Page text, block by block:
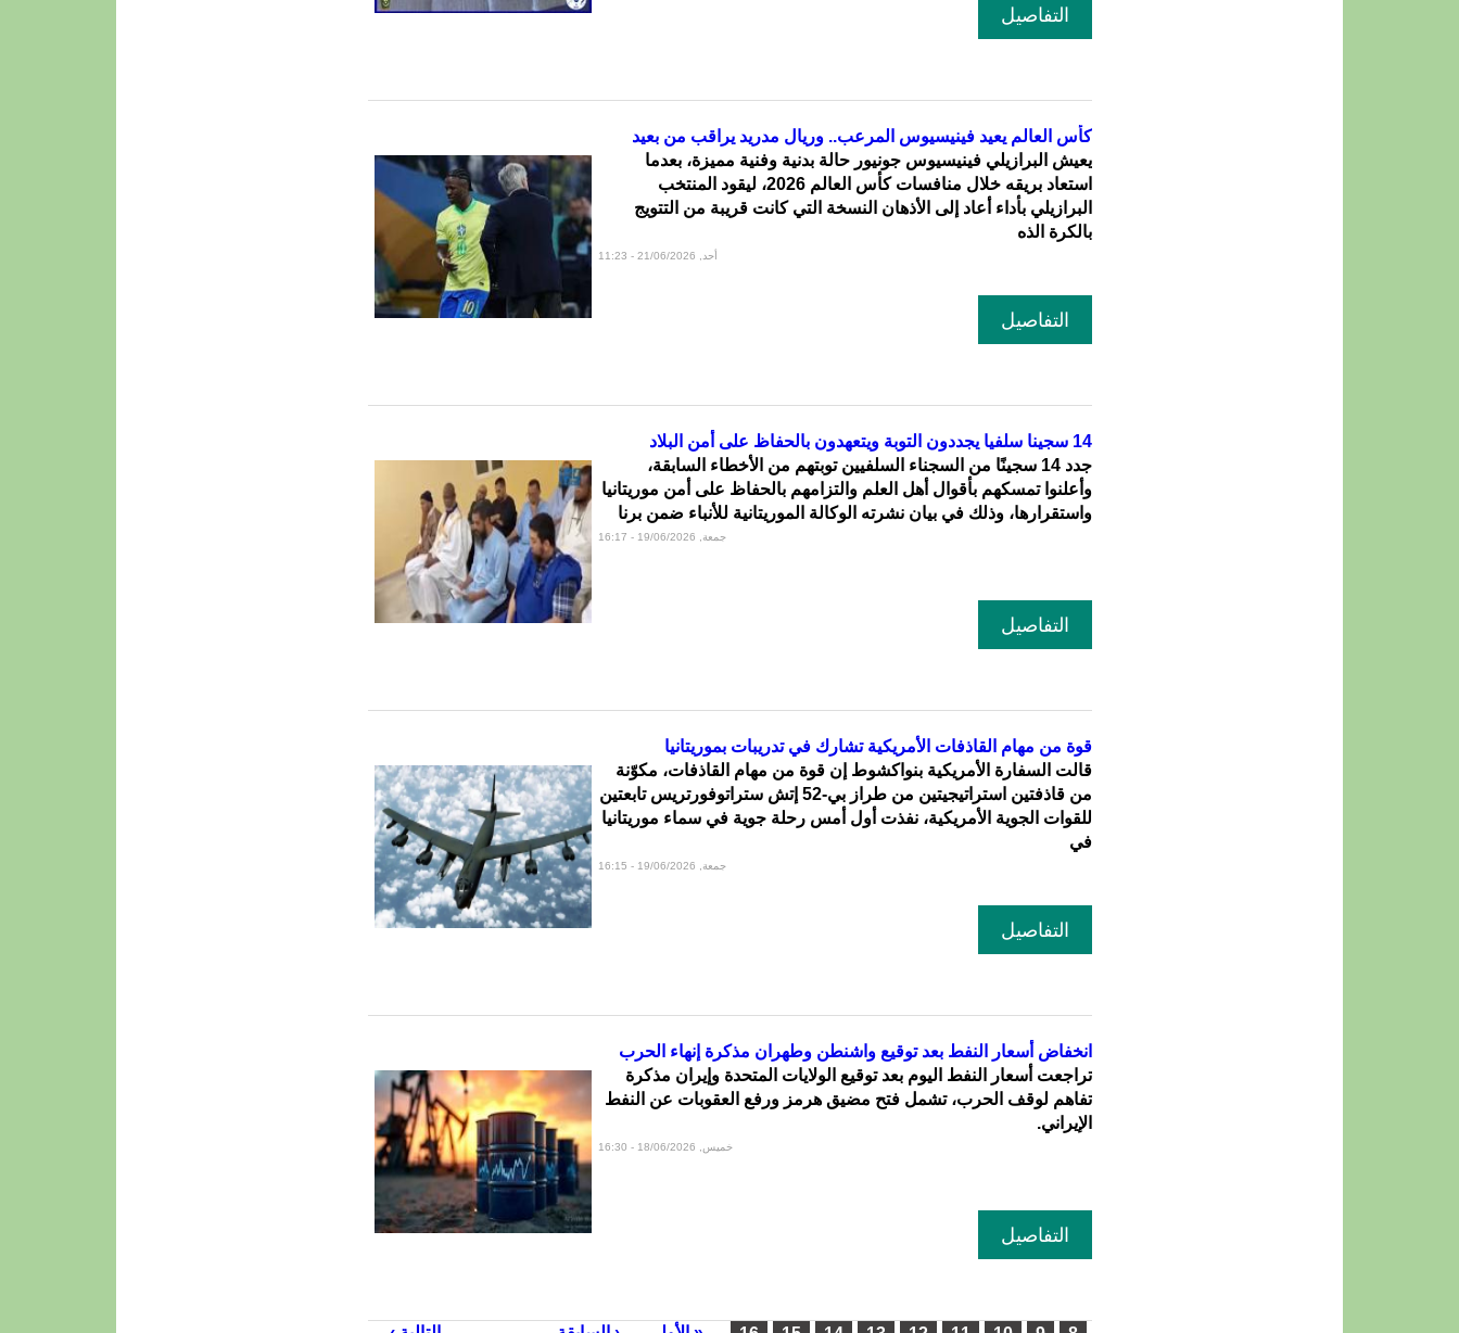
التفاصيل
كأس العالم يعيد فينيسيوس المرعب.. وريال مدريد يراقب من بعيد
يعيش البرازيلي فينيسيوس جونيور حالة بدنية وفنية مميزة، بعدما
استعاد بريقه خلال منافسات كأس العالم 2026، ليقود المنتخب
البرازيلي بأداء أعاد إلى الأذهان النسخة التي كانت قريبة من التتويج
بالكرة الذه
أحد, 21/06/2026 - 11:23
التفاصيل
14 سجينا سلفيا يجددون التوبة ويتعهدون بالحفاظ على أمن البلاد
جدد 14 سجينًا من السجناء السلفيين توبتهم من الأخطاء السابقة،
وأعلنوا تمسكهم بأقوال أهل العلم والتزامهم بالحفاظ على أمن موريتانيا
واستقرارها، وذلك في بيان نشرته الوكالة الموريتانية للأنباء ضمن برنا
جمعة, 19/06/2026 - 16:17
التفاصيل
قوة من مهام القاذفات الأمريكية تشارك في تدريبات بموريتانيا
قالت السفارة الأمريكية بنواكشوط إن قوة من مهام القاذفات، مكوّنة
من قاذفتين استراتيجيتين من طراز بي-52 إتش ستراتوفورتريس تابعتين
للقوات الجوية الأمريكية، نفذت أول أمس رحلة جوية في سماء موريتانيا
في
جمعة, 19/06/2026 - 16:15
التفاصيل
انخفاض أسعار النفط بعد توقيع واشنطن وطهران مذكرة إنهاء الحرب
تراجعت أسعار النفط اليوم بعد توقيع الولايات المتحدة وإيران مذكرة
تفاهم لوقف الحرب، تشمل فتح مضيق هرمز ورفع العقوبات عن النفط
الإيراني.
خميس, 18/06/2026 - 16:30
التفاصيل